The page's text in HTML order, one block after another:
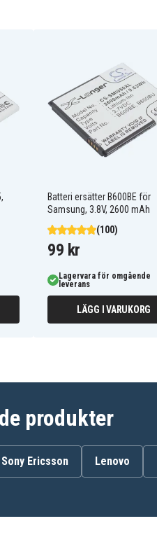
Batteri ersätter B600BE för
Samsung, 3.8V, 2600 mAh
(100)
99 kr
Lagervara för omgående
leverans
LÄGG I VARUKORG
produkter
Sony Ericsson Lenovo